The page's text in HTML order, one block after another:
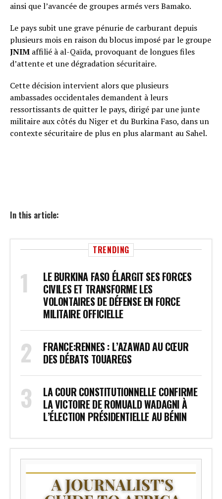
ainsi que l’avancée de groupes armés vers Bamako.
Le pays subit une grave pénurie de carburant depuis
plusieurs mois en raison du blocus imposé par le groupe
JNIM affilié à al-Qaïda, provoquant de longues files
d’attente et une dégradation sécuritaire.
Cette décision intervient alors que plusieurs
ambassades occidentales demandent à leurs
ressortissants de quitter le pays, dirigé par une junte
militaire aux côtés du Niger et du Burkina Faso, dans un
contexte sécuritaire de plus en plus alarmant au Sahel.
In this article:
TRENDING
LE BURKINA FASO ÉLARGIT SES FORCES
CIVILES ET TRANSFORME LES
VOLONTAIRES DE DÉFENSE EN FORCE
MILITAIRE OFFICIELLE
FRANCE:RENNES : L’AZAWAD AU CŒUR
DES DÉBATS TOUAREGS
LA COUR CONSTITUTIONNELLE CONFIRME
LA VICTOIRE DE ROMUALD WADAGNI À
L’ÉLECTION PRÉSIDENTIELLE AU BÉNIN